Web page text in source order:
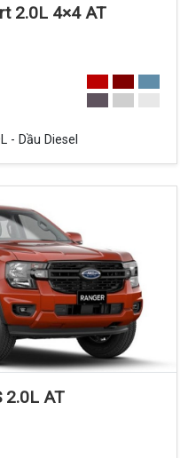
2.0L 4×4 AT
- Dầu Diesel
2.0L AT